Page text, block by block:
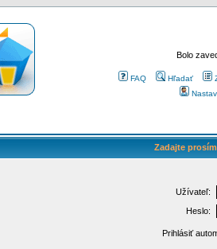
Bolo
FAQ Hľadať
Zadajte
Užívateľ:
Heslo:
Prihlásiť